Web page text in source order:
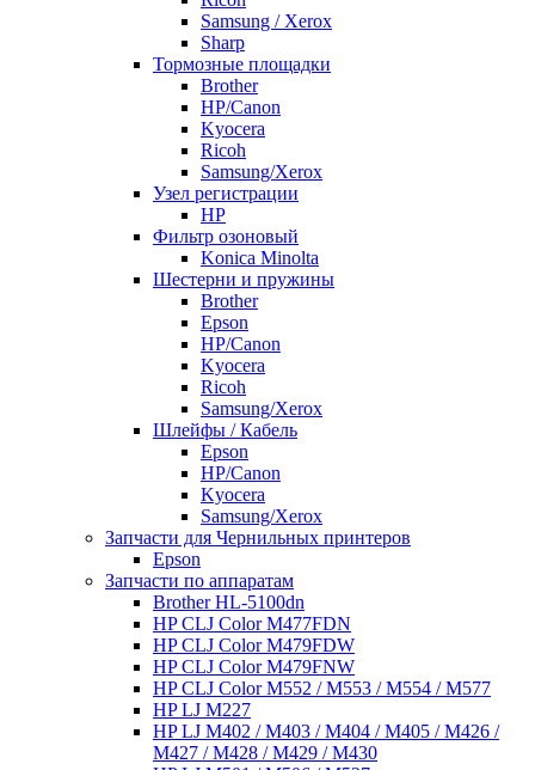
Samsung / Xerox
Sharp
Тормозные площадки
Brother
HP/Canon
Kyocera
Ricoh
Samsung/Xerox
Узел регистрации
HP
Фильтр озоновый
Konica Minolta
Шестерни и пружины
Brother
Epson
HP/Canon
Kyocera
Ricoh
Samsung/Xerox
Шлейфы / Кабель
Epson
HP/Canon
Kyocera
Samsung/Xerox
Запчасти для Чернильных принтеров
Epson
Запчасти по аппаратам
Brother HL-5100dn
HP CLJ Color M477FDN
HP CLJ Color M479FDW
HP CLJ Color M479FNW
HP CLJ Color M552 / M553 / M554 / M577
HP LJ M227
HP LJ M402 / M403 / M404 / M405 / M426 /
M427 / M428 / M429 / M430